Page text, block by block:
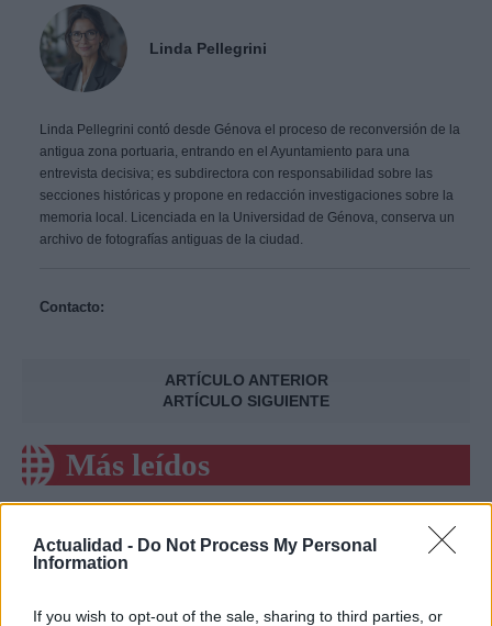
Actualidad - Do Not Process My Personal
Information
If you wish to opt-out of the sale, sharing to third parties, or
Linda Pellegrini
Linda Pellegrini contó desde Génova el proceso de reconversión de la
antigua zona portuaria, entrando en el Ayuntamiento para una
entrevista decisiva; es subdirectora con responsabilidad sobre las
secciones históricas y propone en redacción investigaciones sobre la
memoria local. Licenciada en la Universidad de Génova, conserva un
archivo de fotografías antiguas de la ciudad.
Contacto:
ARTÍCULO ANTERIOR
ARTÍCULO SIGUIENTE
Más leídos